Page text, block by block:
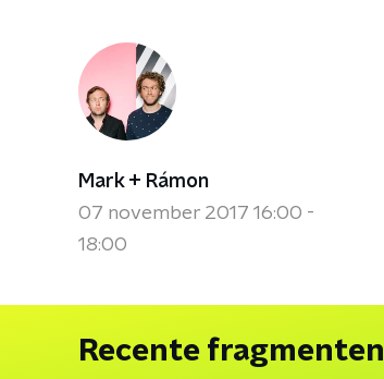
Mark + Rámon
07 november 2017 16:00 -
18:00
Recente fragmenten